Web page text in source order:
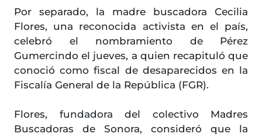
Por separado, la madre buscadora Cecilia
Flores, una reconocida activista en el país,
celebró el nombramiento de Pérez
Gumercindo el jueves, a quien recapituló que
conoció como fiscal de desaparecidos en la
Fiscalía General de la República (FGR).
Flores, fundadora del colectivo Madres
Buscadoras de Sonora, consideró que la